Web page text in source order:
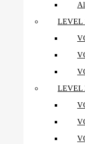
LEVEL
LEVEL